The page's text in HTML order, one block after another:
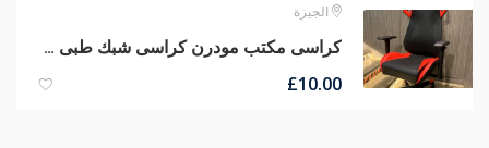
الجيزة
كراسى مكتب مودرن كراسى شبك طبى كراسى مدير عام جلد من مصانع مهنا
£10.00